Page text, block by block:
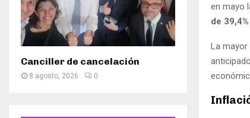
en mayo
de 39,4%
La mayor
Canciller de cancelación
8 agosto, 2026 0